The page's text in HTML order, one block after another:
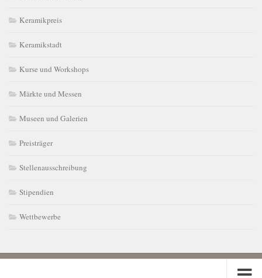
Keramikpreis
Keramikstadt
Kurse und Workshops
Märkte und Messen
Museen und Galerien
Preisträger
Stellenausschreibung
Stipendien
Wettbewerbe